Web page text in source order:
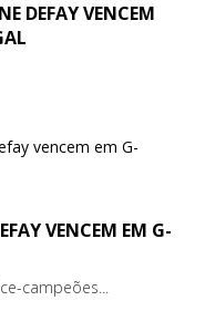
DEFAY VENCEM
VENCEM EM G-
campeões...